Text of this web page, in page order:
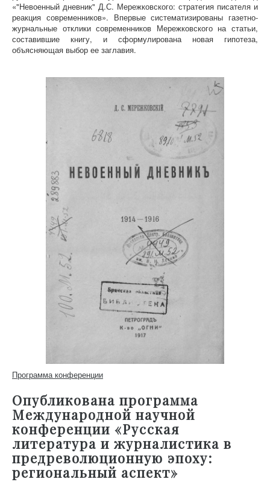
«"Невоенный дневник" Д.С. Мережковского: стратегия писателя и
реакция современников». Впервые систематизированы газетно-
журнальные отклики современников Мережковского на статьи,
составившие книгу, и сформулирована новая гипотеза,
объясняющая выбор ее заглавия.
Программа конференции
Опубликована программа
Международной научной
конференции «Русская
литература и журналистика в
предреволюционную эпоху:
региональный аспект»